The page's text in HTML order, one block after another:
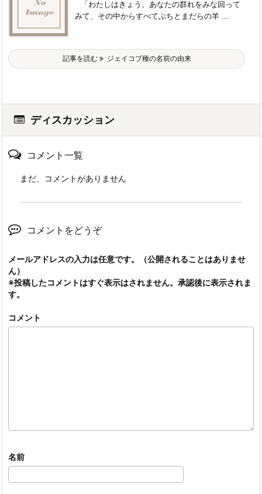
「わたしはきょう、あなたの群れをみな回って
みて、その中からすべてぶちとまだらの羊 ...
記事を読む ジェイコブ種の名前の由来
ディスカッション
コメント一覧
まだ、コメントがありません
コメントをどうぞ
メールアドレスの入力は任意です。（公開されることはありませ
ん）
※投稿したコメントはすぐ表示はされません。承認後に表示されま
す。
コメント
名前